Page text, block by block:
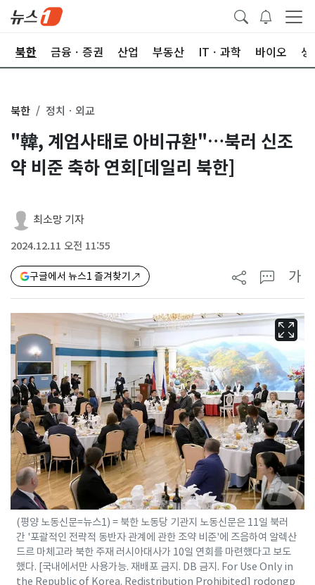
북한 금융ㆍ증권 산업 부동산 ITㆍ과학 바이오 생
북한 정치ㆍ외교
"韓, 계엄사태로 아비규환"…북러 신조
약 비준 축하 연회[데일리 북한]
최소망 기자
2024.12.11 오전 11:55
구글에서 뉴스1 즐겨찾기 가
(평양 노동신문=뉴스1) = 북한 노동당 기관지 노동신문은 11일 북러
간 '포괄적인 전략적 동반자 관계에 관한 조약 비준'에 즈음하여 알렉산
드르 마체고라 북한 주재 러시아대사가 10일 연회를 마련했다고 보도
했다. [국내에서만 사용가능. 재배포 금지. DB 금지. For Use Only in
the Republic of Korea. Redistribution Prohibited] rodongp